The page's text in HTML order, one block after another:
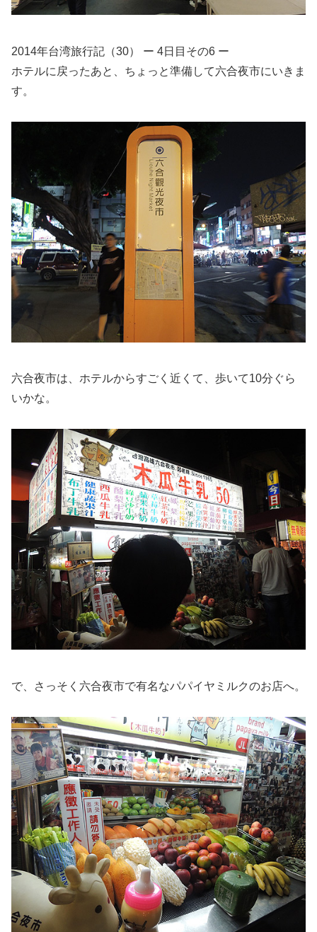
2014年台湾旅行記（30） ー 4日目その6 ー
ホテルに戻ったあと、ちょっと準備して六合夜市にいきま
す。
六合夜市は、ホテルからすごく近くて、歩いて10分ぐら
いかな。
で、さっそく六合夜市で有名なパパイヤミルクのお店へ。